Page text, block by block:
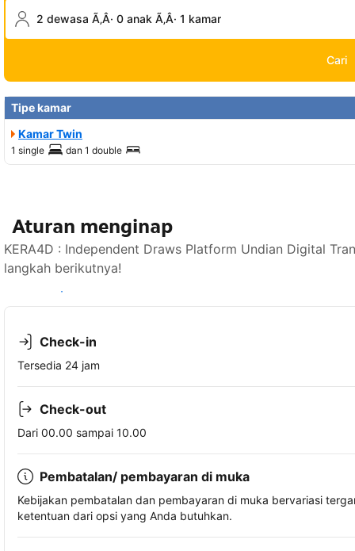
2 dewasa Ã‚Â· 0 anak Ã‚Â· 1 kamar
Cari
Tipe kamar
Kamar Twin
1 single dan 1 double
Aturan menginap
KERA4D : Independent Draws Platform Undian Digital
langkah berikutnya!
Lihat ketersediaan
Check-in
Tersedia 24 jam
Check-out
Dari 00.00 sampai 10.00
Pembatalan/ pembayaran di muka
Kebijakan pembatalan dan pembayaran di muka bervariasi
ketentuan dari opsi yang Anda butuhkan.